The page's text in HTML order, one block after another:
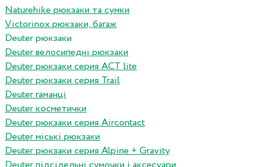
Naturehike рюкзаки та сумки
Victorinox рюкзаки, багаж
Deuter рюкзаки
Deuter велосипедні рюкзаки
Deuter рюкзаки серия ACT lite
Deuter рюкзаки серия Trail
Deuter гаманці
Deuter косметички
Deuter рюкзаки серия Aircontact
Deuter міські рюкзаки
Deuter рюкзаки серия Alpine + Gravity